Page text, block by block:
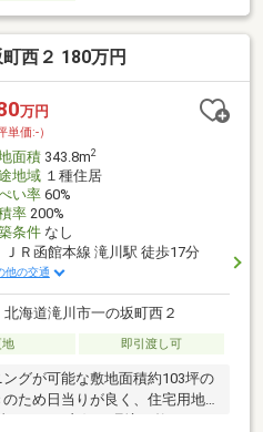
西２ 180万円
万円
単価:-）
面積343.8m2
地域１種住居
い率60%
率200%
条件なし
ＪＲ函館本線 滝川駅 徒歩17分
他の交通
北海道滝川市一の坂町西２
地 即引渡し可
グが可能な敷地面積約103坪の
ため日当りが良く、住宅用地